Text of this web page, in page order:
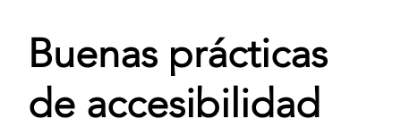
Buenas prácticas
de accesibilidad